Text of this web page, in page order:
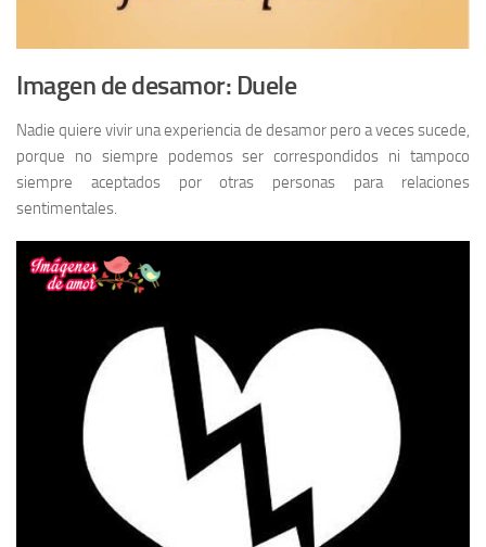
Imagen de desamor: Duele
Nadie quiere vivir una experiencia de desamor pero a veces sucede,
porque no siempre podemos ser correspondidos ni tampoco
siempre aceptados por otras personas para relaciones
sentimentales.